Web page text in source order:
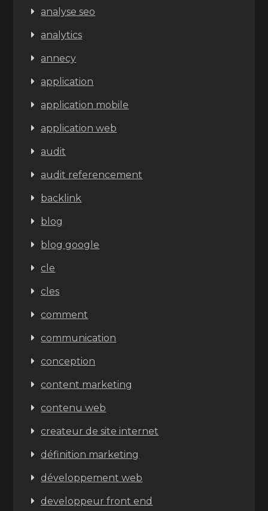
analyse seo
analytics
annecy
application
application mobile
application web
audit
audit referencement
backlink
blog
blog google
cle
cles
comment
communication
conception
content marketing
contenu web
createur de site internet
définition marketing
développement web
developpeur front end